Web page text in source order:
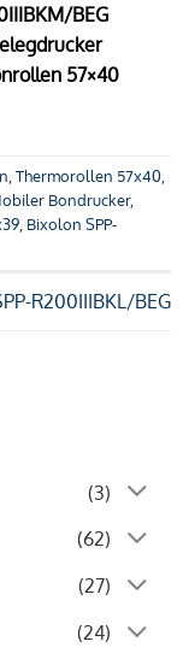
(3)
(62)
(27)
(24)
BEG
57×40
Thermorollen 57x40
Bondrucker,
Bixolon SPP-
R200IIIBKL/BEG